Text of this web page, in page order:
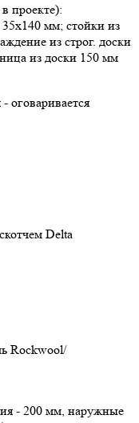
проекте):
мм; стойки из
из строг. доски
из доски 150 мм
оговаривается
Delta
Rockwool/
- 200 мм, наружные